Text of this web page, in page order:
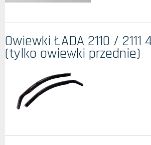
Owiewki ŁADA 2110 / 2111
(tylko owiewki przednie)